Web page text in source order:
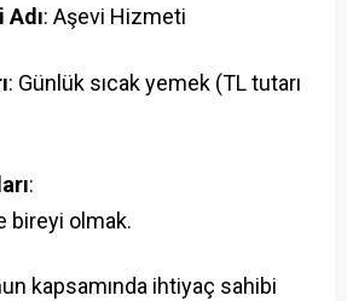
Adı: Aşevi Hizmeti
: Günlük sıcak yemek (TL tutarı
:
bireyi olmak.
kapsamında ihtiyaç sahibi